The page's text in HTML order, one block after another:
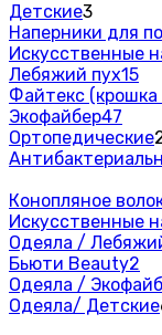
Детские3
Наперники для
Искусственные
Лебяжий пух15
Файтекс
Экофайбер47
Ортопедические
Конопляное
Искусственные
Одеяла /
Бьюти Beauty2
Одеяла /
Одеяла/ Детские